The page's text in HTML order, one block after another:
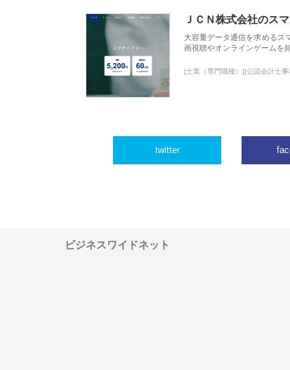
ＪＣＮ株式会社のス
大容量データ通信を求めるス
画視聴やオンラインゲームを
[士業（専門職種）][公認会計士事
twitter
ビジネスワイドネット